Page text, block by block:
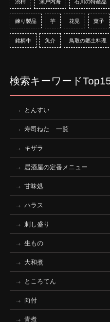
渋柿 瀬戸内海 石川の特産品
練り製品 芋 花見 菓子
銘柄牛 魚介 鳥取の郷土料
検索キーワード
とんすい
寿司ねた 一覧
キザラ
居酒屋の定番メニュー
甘味処
ハラス
刺し盛り
生もの
大和煮
ところてん
向付
青煮